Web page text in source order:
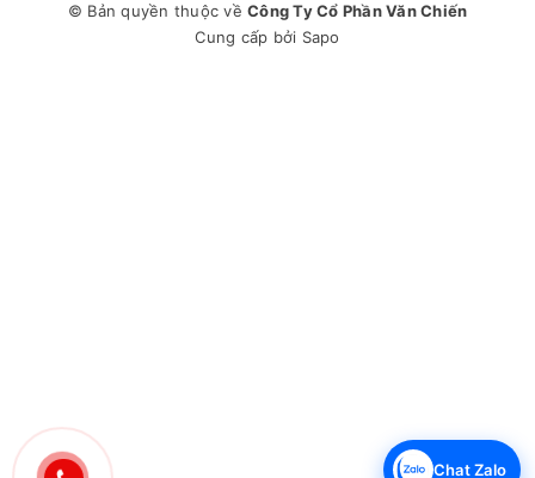
Tiện ích:Nút điều chỉnh nhiệt độ bên ngoài tủ, Khoá cửa tủ,
Giỏ đựng đồ, Lỗ thoát nước, Bánh xe
© Bản quyền thuộc về Công Ty Cổ Phần Văn Chiến
Cung cấp bởi Sapo
Chat Zalo